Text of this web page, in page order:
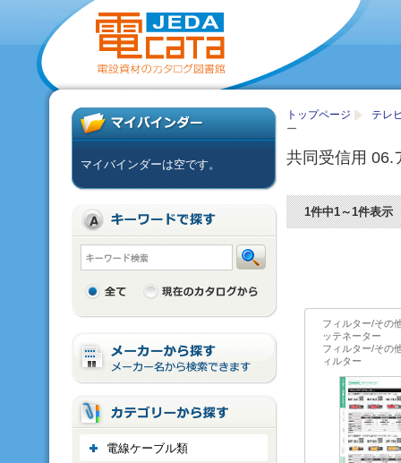
トップページ
テレ
ー
共同受信用 06.
1件中1～1件表示
フィルター/その
ッテネーター
フィルター/その
ィルター
マイバインダーは空です。
電線ケーブル類